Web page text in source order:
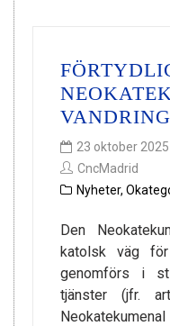
23 oktober 2025
CncMadrid
Nyheter,
Den
katolsk väg
genomförs i
tjänster (jfr.